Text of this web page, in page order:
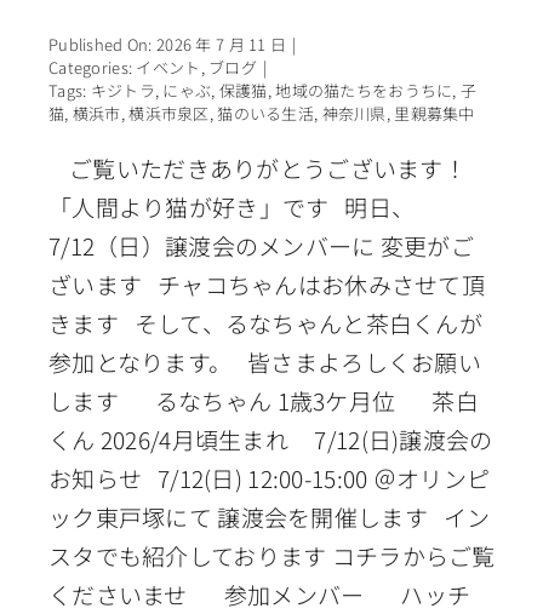
Published On: 2026 年 7 月 11 日 |
Categories: イベント , ブログ |
Tags: キジトラ, にゃぶ, 保護猫,地域の猫たちをおうちに,子
猫, 横浜市,横浜市泉区,猫のいる生活, 神奈川県, 里親募集中
ご覧いただきありがとうございます！
「人間より猫が好き」です 明日、
7/12（日）譲渡会のメンバーに 変更がご
ざいます チャコちゃんはお休みさせて頂
きます そして、るなちゃんと茶白くんが
参加となります。 皆さまよろしくお願い
します るなちゃん 1歳3ケ月位 茶白
くん 2026/4月頃生まれ 7/12(日)譲渡会の
お知らせ 7/12(日) 12:00-15:00 ＠オリンピ
ック東戸塚にて 譲渡会を開催します イン
スタでも紹介しております コチラからご覧
くださいませ 参加メンバー ハッチ